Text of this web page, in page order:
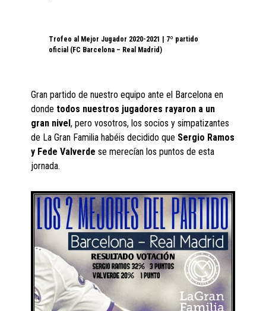
Trofeo al Mejor Jugador 2020-2021 | 7º partido
oficial (FC Barcelona – Real Madrid)
Gran partido de nuestro equipo ante el Barcelona en
donde todos nuestros jugadores rayaron a un
gran nivel, pero vosotros, los socios y simpatizantes
de La Gran Familia habéis decidido que Sergio Ramos
y Fede Valverde se merecían los puntos de esta
jornada.